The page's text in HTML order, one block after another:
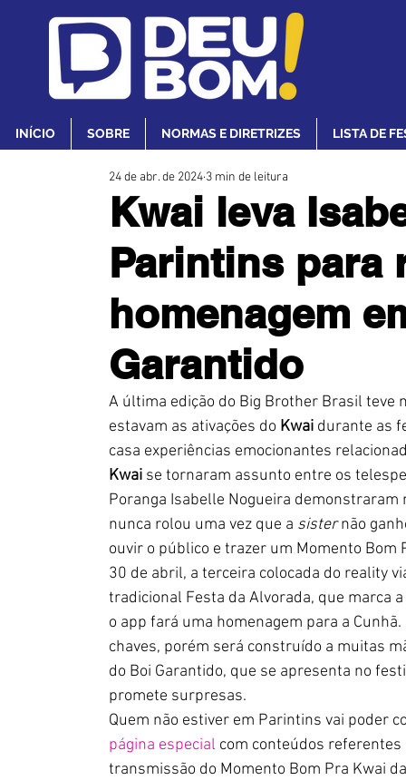
INÍCIO SOBRE NORMAS E DIRETRIZES LISTA DE
Kwai leva
Parintins para
homenagem
Garantido
24 de abr. de 2024 3 min de leitura
A última edição do Big Brother Brasil
estavam as ativações do Kwai durante as
casa experiências emocionantes
Kwai se tornaram assunto entre os
Poranga Isabelle Nogueira
nunca rolou uma vez que a sister não
ouvir o público e trazer um Momento Bom
30 de abril, a terceira colocada do reality
tradicional Festa da Alvorada, que marca
o app fará uma homenagem para a
chaves, porém será construído a muitas
do Boi Garantido, que se apresenta no
promete surpresas.
Quem não estiver em Parintins vai poder
página especial com conteúdos
transmissão do Momento Bom Pra Kwai